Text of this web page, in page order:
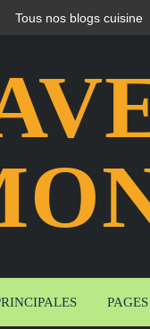
Tous nos blogs cuisine
PAGES